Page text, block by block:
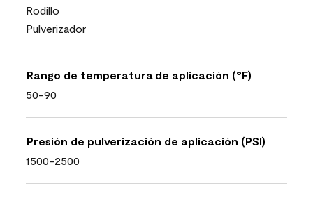
Rodillo
Pulverizador
Rango de temperatura de aplicación (°F)
50-90
Presión de pulverización de aplicación (PSI)
1500-2500